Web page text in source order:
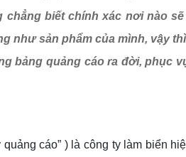
biết chính xác nơi nào
như sản phẩm của mình, vậy
bảng quảng cáo ra đời, phục
quảng cáo” ) là công ty làm biển